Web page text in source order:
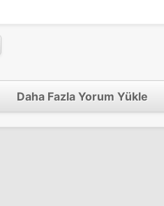
Daha Fazla Yorum Yükle